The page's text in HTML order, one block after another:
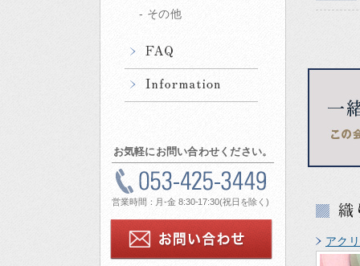
その他
お気軽にお問い合わせください。
営業時間：月-金 8:30-17:30(祝日を除く)
アク